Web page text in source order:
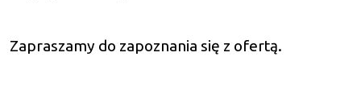
Zapraszamy do zapoznania się z ofertą.